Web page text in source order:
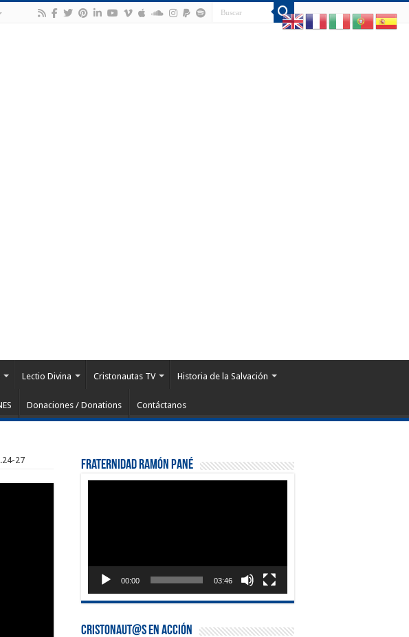
Lectio Divina Cristonautas TV Historia de la Salvación
Donaciones / Donations Contáctanos
27 Fraternidad Ramón Pané
00:00 03:46
Cristonaut@s en Acción